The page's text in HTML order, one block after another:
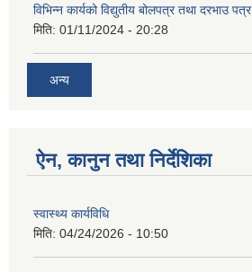
विभिन्न कार्यको विद्युतीय बोलपत्र तथा दरभाउ पत्र
मिति: 01/11/2024 - 20:28
अन्य
ऐन, कानुन तथा निर्देशिका
स्वास्थ्य कार्यविधि
मिति: 04/24/2026 - 10:50